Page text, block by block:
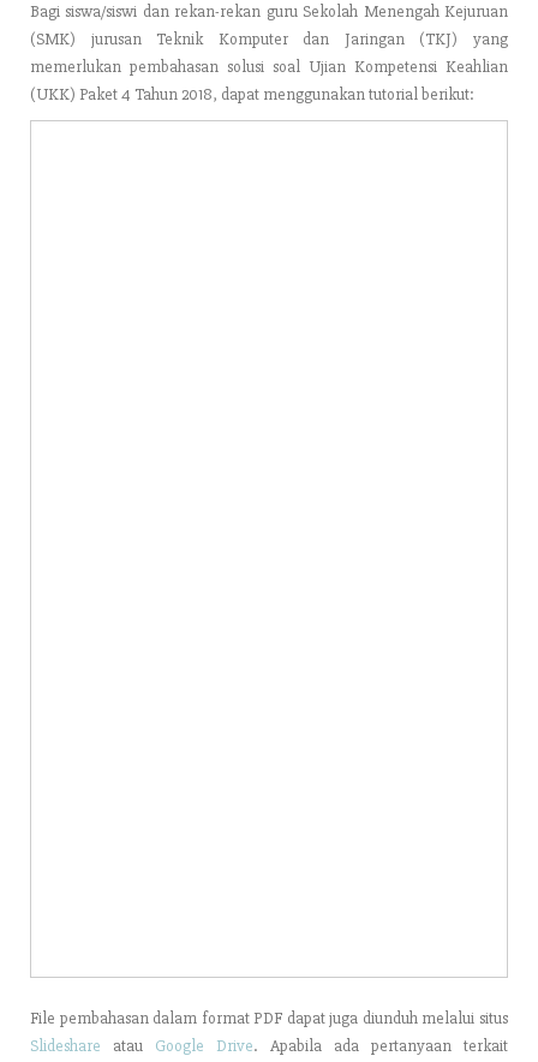
Bagi siswa/siswi dan rekan-rekan guru Sekolah Menengah Kejuruan
(SMK) jurusan Teknik Komputer dan Jaringan (TKJ) yang
memerlukan pembahasan solusi soal Ujian Kompetensi Keahlian
(UKK) Paket 4 Tahun 2018, dapat menggunakan tutorial berikut:
File pembahasan dalam format PDF dapat juga diunduh melalui situs
Slideshare atau Google Drive. Apabila ada pertanyaan terkait